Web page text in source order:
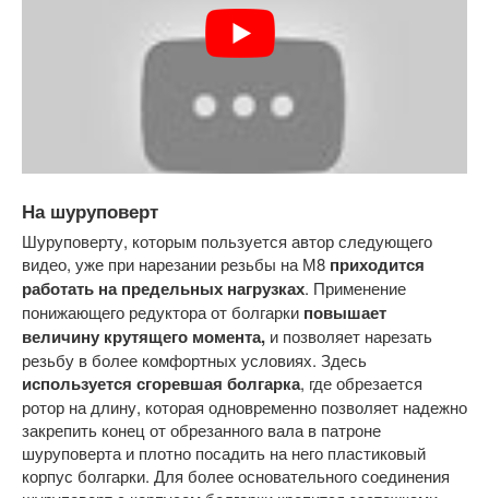
На шуруповерт
Шуруповерту, которым пользуется автор следующего
видео, уже при нарезании резьбы на М8 приходится
работать на предельных нагрузках. Применение
понижающего редуктора от болгарки повышает
величину крутящего момента, и позволяет нарезать
резьбу в более комфортных условиях. Здесь
используется сгоревшая болгарка, где обрезается
ротор на длину, которая одновременно позволяет надежно
закрепить конец от обрезанного вала в патроне
шуруповерта и плотно посадить на него пластиковый
корпус болгарки. Для более основательного соединения